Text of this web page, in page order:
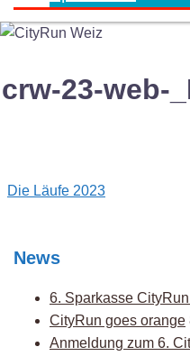
crw-23-web-
Post
Die Läufe 2023
News
6. Sparkasse
CityRun goes orange
Anmeldung zum 6.